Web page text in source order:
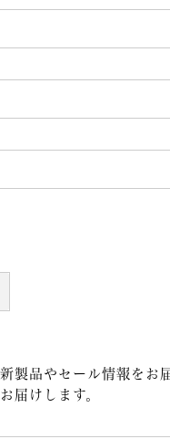
製品やセール情報をお
届けします。